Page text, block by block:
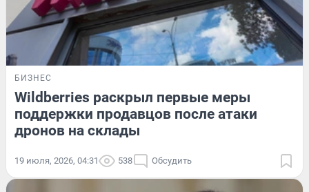
БИЗНЕС
Wildberries раскрыл первые меры
поддержки продавцов после атаки
дронов на склады
19 июля, 2026, 04:31 538 Обсудить